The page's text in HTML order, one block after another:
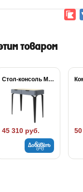
товаром
Стол-консоль Megapolis
45 310 руб.
Добавить